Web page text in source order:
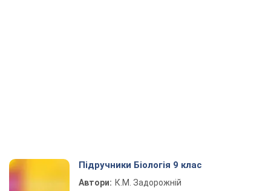
Підручники Біологія 9 клас
Автори: К.М. Задорожній